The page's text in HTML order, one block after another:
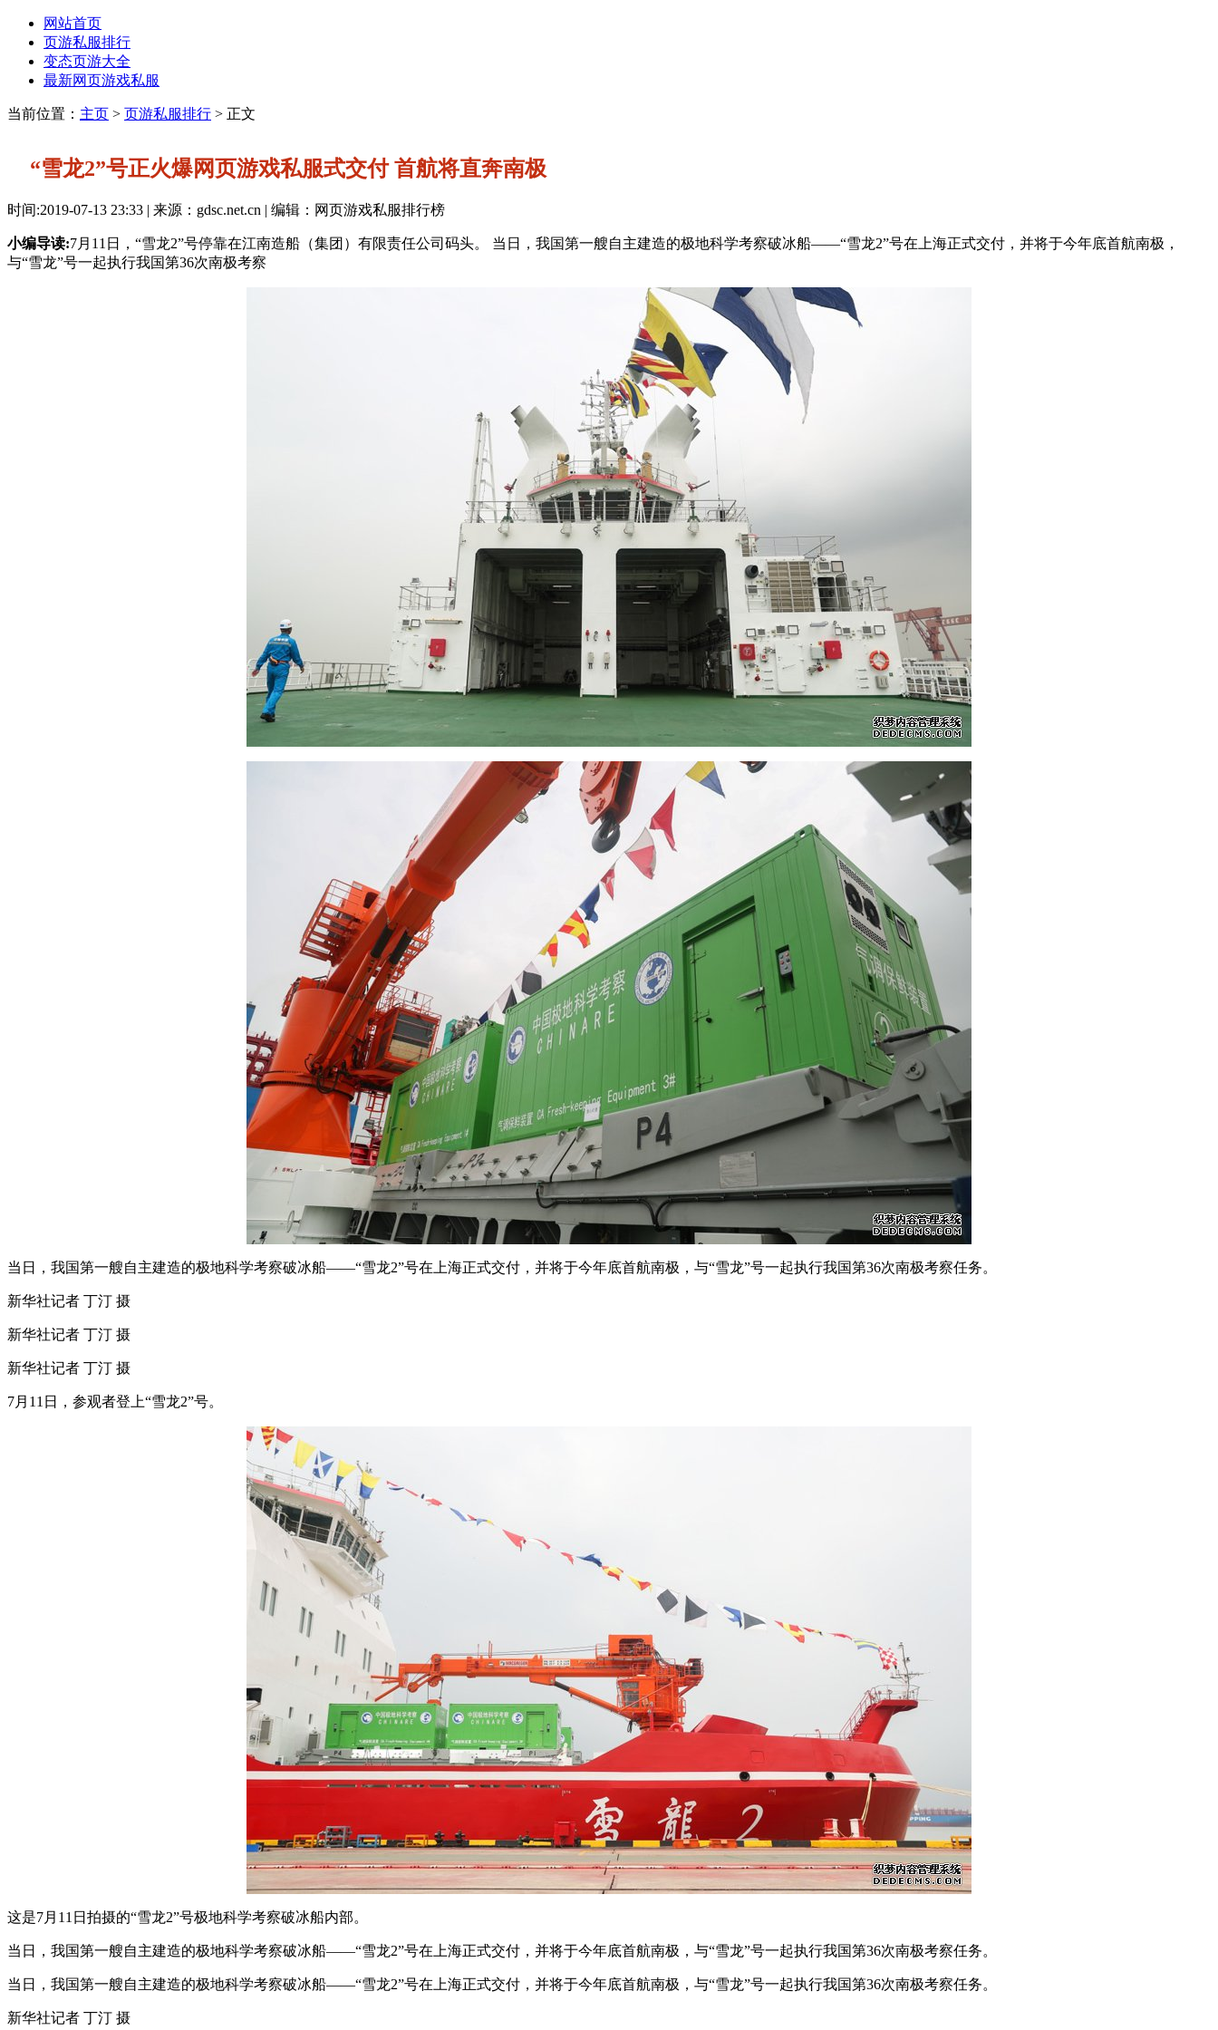
网站首页
页游私服排行
变态页游大全
最新网页游戏私服
当前位置： 主页 > 页游私服排行 > 正文
“雪龙2”号正火爆网页游戏私服式交付 首航将直奔南极
时间:2019-07-13 23:33 | 来源：gdsc.net.cn | 编辑：网页游戏私服排行榜
小编导读:7月11日，“雪龙2”号停靠在江南造船（集团）有限责任公司码头。 当日，我国第一艘自主建造的极地科学考察破冰船——“雪龙2”号在上海正式交付，并将于今年底首航南极，
与“雪龙”号一起执行我国第36次南极考察
当日，我国第一艘自主建造的极地科学考察破冰船——“雪龙2”号在上海正式交付，并将于今年底首航南极，与“雪龙”号一起执行我国第36次南极考察任务。
新华社记者 丁汀 摄
新华社记者 丁汀 摄
新华社记者 丁汀 摄
7月11日，参观者登上“雪龙2”号。
这是7月11日拍摄的“雪龙2”号极地科学考察破冰船内部。
当日，我国第一艘自主建造的极地科学考察破冰船——“雪龙2”号在上海正式交付，并将于今年底首航南极，与“雪龙”号一起执行我国第36次南极考察任务。
当日，我国第一艘自主建造的极地科学考察破冰船——“雪龙2”号在上海正式交付，并将于今年底首航南极，与“雪龙”号一起执行我国第36次南极考察任务。
新华社记者 丁汀 摄